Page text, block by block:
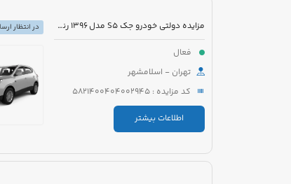
مزایده دولتی خودرو جک S5 مدل 1396 رنگ سفید
فعال
تهران - اسلامشهر
کد مزایده : 5821400404002945
اطلاعات بیشتر
در انتظار